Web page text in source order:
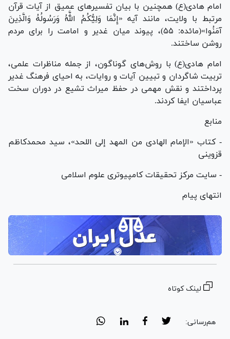
امام هادی(ع) همچنین با بیان تفسیرهای عمیق از آیات قرآن
مرتبط با ولایت، مانند آیه «إِنَّمَا وَلِیُّکُمُ اللَّهُ وَرَسُولُهُ وَالَّذِینَ
آمَنُوا»(مائده: ۵۵)، پیوند میان غدیر و امامت را برای مردم
روشن ساختند.
امام هادی(ع) با روش‌های گوناگون، از جمله مناظرات علمی،
تربیت شاگردان و تبیین آیات و روایات، به احیای فرهنگ غدیر
پرداختند و نقش مهمی در حفظ میراث تشیع در دوران سخت
عباسیان ایفا کردند.
منابع
- کتاب «الإمام الهادی من المهد إلی اللحد»، سید محمدکاظم
قزوینی
- سایت مرکز تحقیقات کامپیوتری علوم اسلامی
انتهای پیام
لینک کوتاه
هم‌رسانی: